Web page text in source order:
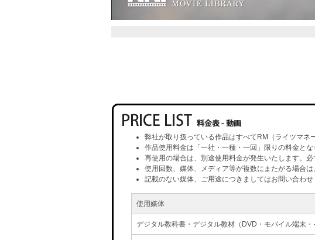
弊社が取り扱っている作品はすべてRM（ライツマネ
作品使用料金は「一社・一種・一回」限りの料金とな
再使用の場合は、別途使用料金が発生いたします。必
使用回数、媒体、メディア等が複数にまたがる場合
記載のない媒体、ご用途につきましてはお問い合わせ
使用媒体
デジタル教科書・デジタル教材（DVD・モバイル端末・